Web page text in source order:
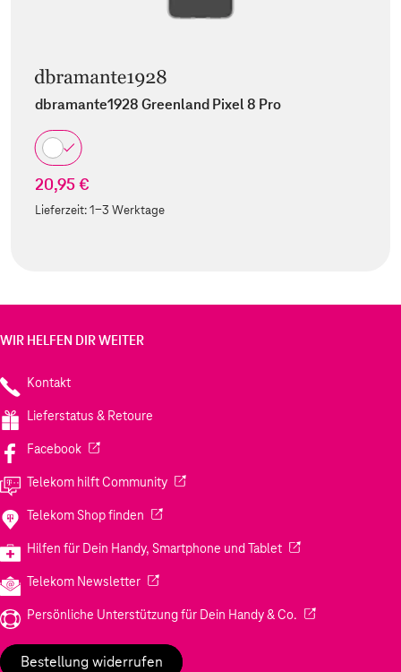
dbramante1928 Greenland Pixel 8 Pro
20,95 €
Lieferzeit:1-3 Werktage
WIR HELFEN DIR WEITER
Kontakt
Lieferstatus & Retoure
Facebook(Wird in einem neuen Tab geöffnet)
Telekom hilft Community(Wird in einem neuen Tab geöffnet)
Telekom Shop finden (Wird in einem neuen Tab geöffnet)
Hilfen für Dein Handy, Smartphone und Tablet(Wird in einem
Telekom Newsletter(Wird in einem neuen Tab geöffnet)
Persönliche Unterstützung für Dein Handy & Co. (Wird in einem
Bestellung widerrufen